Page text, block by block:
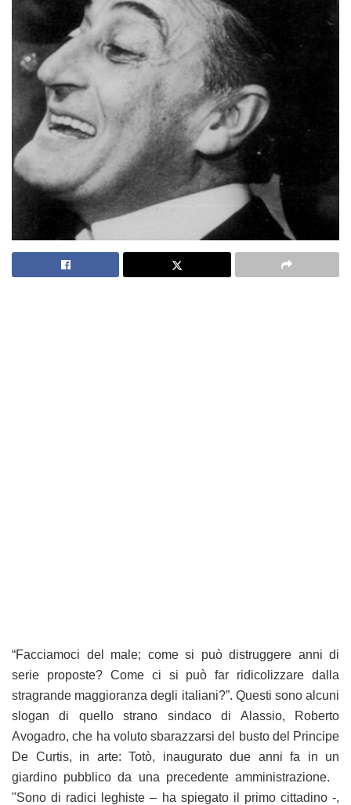
“Facciamoci del male; come si può distruggere anni di
serie proposte? Come ci si può far ridicolizzare dalla
stragrande maggioranza degli italiani?”. Questi sono alcuni
slogan di quello strano sindaco di Alassio, Roberto
Avogadro, che ha voluto sbarazzarsi del busto del Principe
De Curtis, in arte: Totò, inaugurato due anni fa in un
giardino pubblico da una precedente amministrazione.
"Sono di radici leghiste – ha spiegato il primo cittadino -,